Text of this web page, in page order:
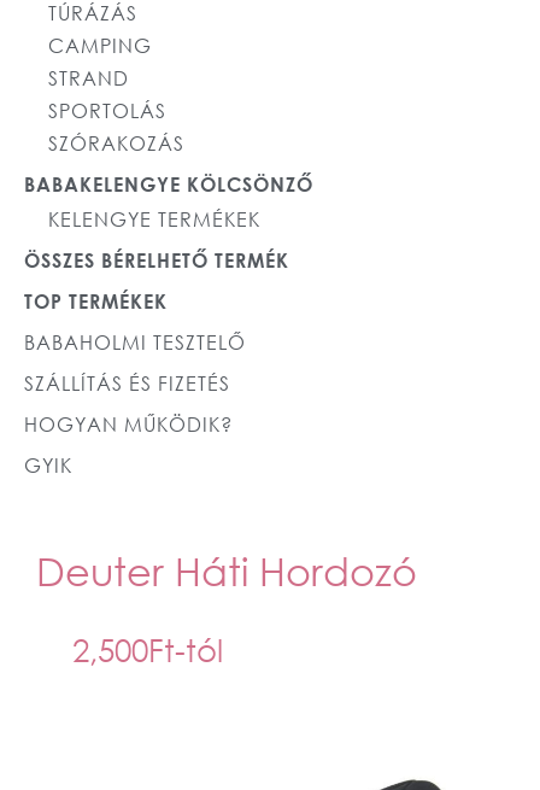
TÚRÁZÁS
CAMPING
STRAND
SPORTOLÁS
SZÓRAKOZÁS
BABAKELENGYE KÖLCSÖNZŐ
KELENGYE TERMÉKEK
ÖSSZES BÉRELHETŐ TERMÉK
TOP TERMÉKEK
BABAHOLMI TESZTELŐ
SZÁLLÍTÁS ÉS FIZETÉS
HOGYAN MŰKÖDIK?
GYIK
Deuter Háti Hordozó
2,500Ft-tól